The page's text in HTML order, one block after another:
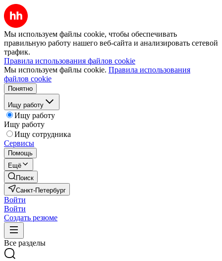
Мы используем файлы cookie, чтобы обеспечивать
правильную работу нашего веб-сайта и анализировать сетевой
трафик.
Правила использования файлов cookie
Мы используем файлы cookie. Правила использования
файлов cookie
Понятно
Ищу работу
Ищу работу
Ищу работу
Ищу сотрудника
Сервисы
Помощь
Ещё
Поиск
Санкт-Петербург
Войти
Войти
Создать резюме
Все разделы